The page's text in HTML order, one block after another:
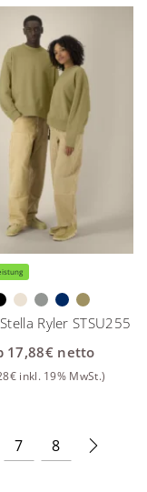
Ryler STSU255
17,88€netto
€ inkl. 19% MwSt.)
7 8